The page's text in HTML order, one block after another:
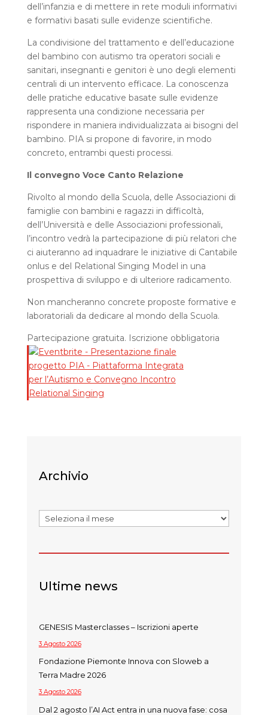
dell’infanzia e di mettere in rete moduli informativi
e formativi basati sulle evidenze scientifiche.
La condivisione del trattamento e dell’educazione
del bambino con autismo tra operatori sociali e
sanitari, insegnanti e genitori è uno degli elementi
centrali di un intervento efficace. La conoscenza
delle pratiche educative basate sulle evidenze
rappresenta una condizione necessaria per
rispondere in maniera individualizzata ai bisogni del
bambino. PIA si propone di favorire, in modo
concreto, entrambi questi processi.
Il convegno Voce Canto Relazione
Rivolto al mondo della Scuola, delle Associazioni di
famiglie con bambini e ragazzi in difficoltà,
dell’Università e delle Associazioni professionali,
l’incontro vedrà la partecipazione di più relatori che
ci aiuteranno ad inquadrare le iniziative di Cantabile
onlus e del Relational Singing Model in una
prospettiva di sviluppo e di ulteriore radicamento.
Non mancheranno concrete proposte formative e
laboratoriali da dedicare al mondo della Scuola.
Partecipazione gratuita. Iscrizione obbligatoria
Archivio
Archivi
Ultime news
GENESIS Masterclasses – Iscrizioni aperte
3 Agosto 2026
Fondazione Piemonte Innova con Sloweb a
Terra Madre 2026
3 Agosto 2026
Dal 2 agosto l’AI Act entra in una nuova fase: cosa